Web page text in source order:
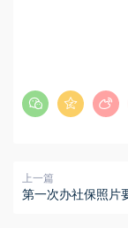
上一篇
第一次办社保照片